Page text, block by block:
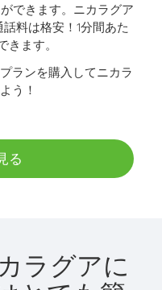
できます。 ニカラグア
料は格安！1分間あた
きます。
ランを購入してニカラ
う！
る
ラグアに